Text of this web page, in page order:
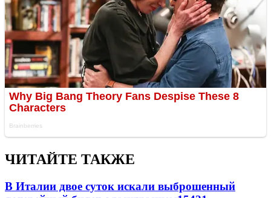
ЧИТАЙТЕ ТАКЖЕ
В Италии двое суток искали выброшенный